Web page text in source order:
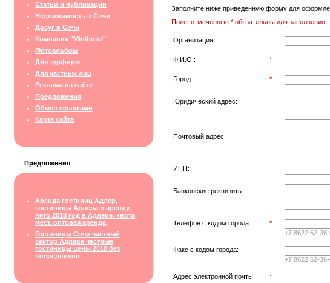
Статьи и публикации
Недвижимость в Сочи
Досуг в Сочи
Компания "Minihotel"
Фотоальбом
Для турфирм
Для частных лиц
Реклама на сайте
Предложения
Обмен ссылками
Карта сайта
Предложения
Аренда гостиниц Адлер,
гостиницы Адлера в аренду,
лето 2018 год в Адлере, квота
мест, оптовая аренда,
Гостиницы Сочи частный
сектор Адлера частные
гостиницы цены 2018 без
посредников
Заполните ниже приведенную форму для
Поля, отмеченные * обязательны для заполнения
Организация:
Ф.И.О.: *
Город: *
Юридический адрес:
Почтовый адрес:
ИНН:
Банковские реквизиты:
Телефон с кодом города:
*
+7 8622 62-
Факс с кодом города:
+7 8622 62-
Адрес электронной почты: *